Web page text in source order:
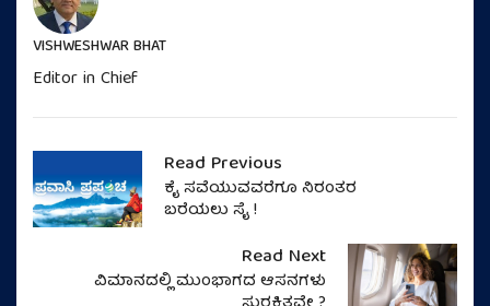
VISHWESHWAR BHAT
Editor in Chief
Read Previous
ಕೈ ಸವೆಯುವವರೆಗೂ ನಿರಂತರ
ಬರೆಯಲು ಸೈ !
Read Next
ವಿಮಾನದಲ್ಲಿ ಮುಂಭಾಗದ ಆಸನಗಳು